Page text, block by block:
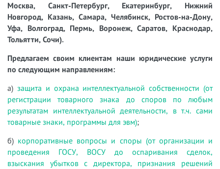
Москва, Санкт-Петербург, Екатеринбург, Нижний
Новгород, Казань, Самара, Челябинск, Ростов-на-Дону,
Уфа, Волгоград, Пермь, Воронеж, Саратов, Краснодар,
Тольятти, Сочи).
Предлагаем своим клиентам наши юридические услуги
по следующим направлениям:
а) защита и охрана интеллектуальной собственности (от
регистрации товарного знака до споров по любым
результатам интеллектуальной деятельности, в т.ч. сами
товарные знаки, программы для эвм);
б) корпоративные вопросы и споры (от организации и
проведения ГОСУ, ВОСУ до оспаривания сделок,
взыскания убытков с директора, признания решений